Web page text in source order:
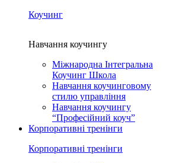
Коучинг
Навчання коучингу
Міжнародна Інтегральна
Коучинг Школа
Навчання коучинговому
стилю управління
Навчання коучингу
“Професійний коуч”
Корпоративні тренінги
Корпоративні тренінги